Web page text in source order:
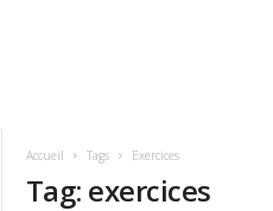
Accueil Tags Exercices
Tag: exercices